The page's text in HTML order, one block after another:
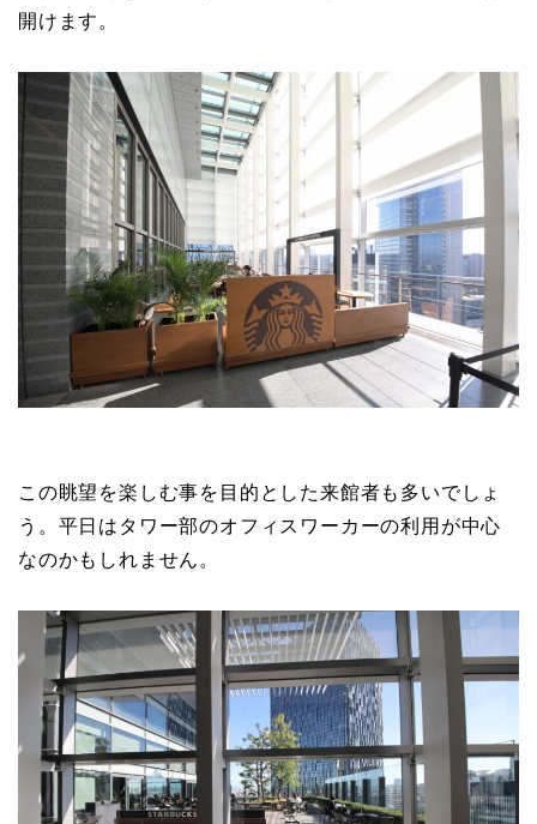
開けます。
この眺望を楽しむ事を目的とした来館者も多いでしょ
う。平日はタワー部のオフィスワーカーの利用が中心
なのかもしれません。